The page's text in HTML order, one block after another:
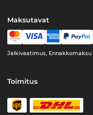
Maksutavat
Jälkivaatimus, Ennakkomaksu
Toimitus